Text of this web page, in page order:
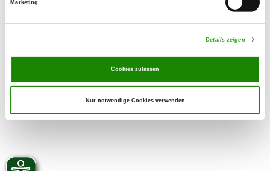
Marketing
Details zeigen
Cookies zulassen
Nur notwendige Cookies verwenden